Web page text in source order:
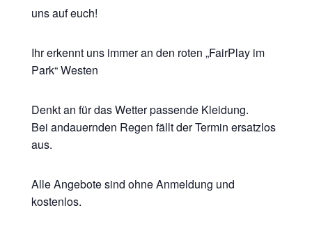
uns auf euch!
Ihr erkennt uns immer an den roten „FairPlay im
Park“ Westen
Denkt an für das Wetter passende Kleidung.
Bei andauernden Regen fällt der Termin ersatzlos
aus.
Alle Angebote sind ohne Anmeldung und
kostenlos.